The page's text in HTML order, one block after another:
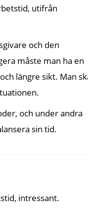
utifrån
och den
måste man ha en
längre sikt. Man
och under andra
sin tid.
intressant.